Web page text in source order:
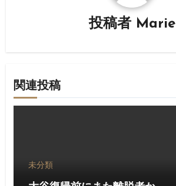
投稿者 Marie
関連投稿
未分類